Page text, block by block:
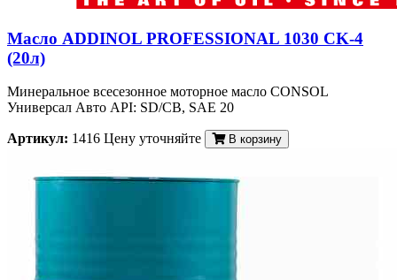
Масло ADDINOL PROFESSIONAL 1030 CK-4
(20л)
Минеральное всесезонное моторное масло CONSOL
Универсал Авто API: SD/CB, SAE 20
Артикул: 1416 Цену уточняйте В корзину